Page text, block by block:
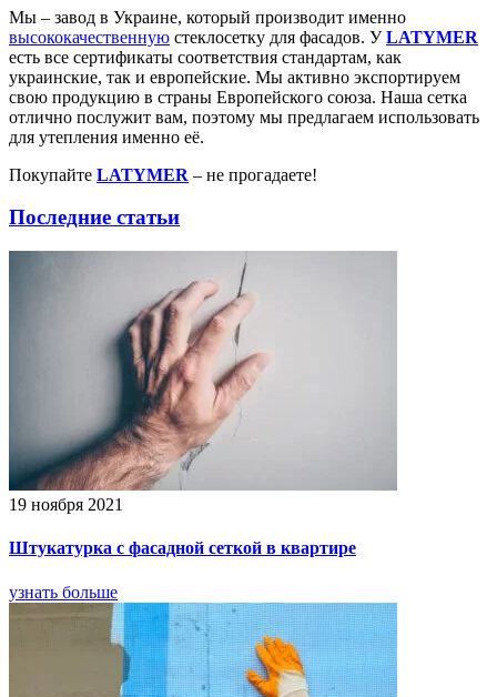
Мы – завод в Украине, который производит именно
высококачественную стеклосетку для фасадов. УLATYMER
есть все сертификаты соответствия стандартам, как
украинские, так и европейские. Мы активно экспортируем
свою продукцию в страны Европейского союза. Наша сетка
отлично послужит вам, поэтому мы предлагаем использовать
для утепления именно её.
Покупайте LATYMER – не прогадаете!
Последние статьи
19 ноября 2021
Штукатурка с фасадной сеткой в квартире
узнать больше